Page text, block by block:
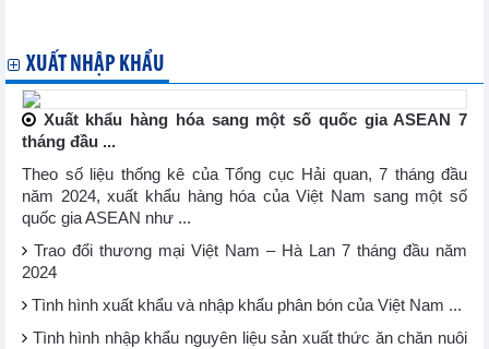
XUẤT NHẬP KHẨU
Xuất khẩu hàng hóa sang một số quốc gia ASEAN 7
tháng đầu ...
Theo số liệu thống kê của Tổng cục Hải quan, 7 tháng đầu
năm 2024, xuất khẩu hàng hóa của Việt Nam sang một số
quốc gia ASEAN như ...
Trao đổi thương mại Việt Nam – Hà Lan 7 tháng đầu năm
2024
Tình hình xuất khẩu và nhập khẩu phân bón của Việt Nam ...
Tình hình nhập khẩu nguyên liệu sản xuất thức ăn chăn nuôi